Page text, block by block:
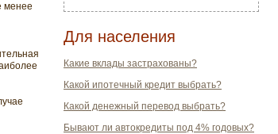
менее
Для населения
Какие вклады застрахованы?
Какой ипотечный кредит выбрать?
Какой денежный перевод выбрать?
Бывают ли автокредиты под 4% годовых?